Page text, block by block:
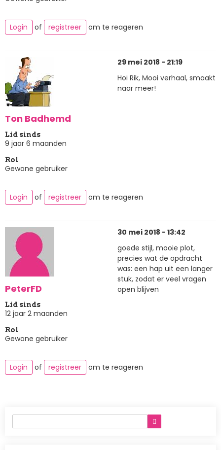
Login of registreer om te reageren
Ton Badhemd
Lid sinds
9 jaar 6 maanden
Rol
Gewone gebruiker
29 mei 2018 - 21:19
Hoi Rik, Mooi verhaal, smaakt
naar meer!
Login of registreer om te reageren
PeterFD
Lid sinds
12 jaar 2 maanden
Rol
Gewone gebruiker
30 mei 2018 - 13:42
goede stijl, mooie plot,
precies wat de opdracht
was: een hap uit een langer
stuk, zodat er veel vragen
open blijven
Login of registreer om te reageren